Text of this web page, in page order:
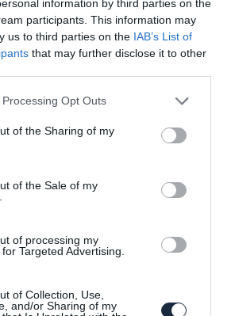
information by third parties on the
participants. This information may
us to third parties on the IAB’s List of
that may further disclose it to other
website/app uses one or more Google
or usage behaviour. You may click to
to Google and its third-party tags to
specified purposes in below Google
Opt Outs
of the Sharing of my
of the Sale of my
of processing my
Targeted Advertising.
of Collection, Use,
and/or Sharing of my
bemutatkozhat az új Honda
R lesz majd a Honda